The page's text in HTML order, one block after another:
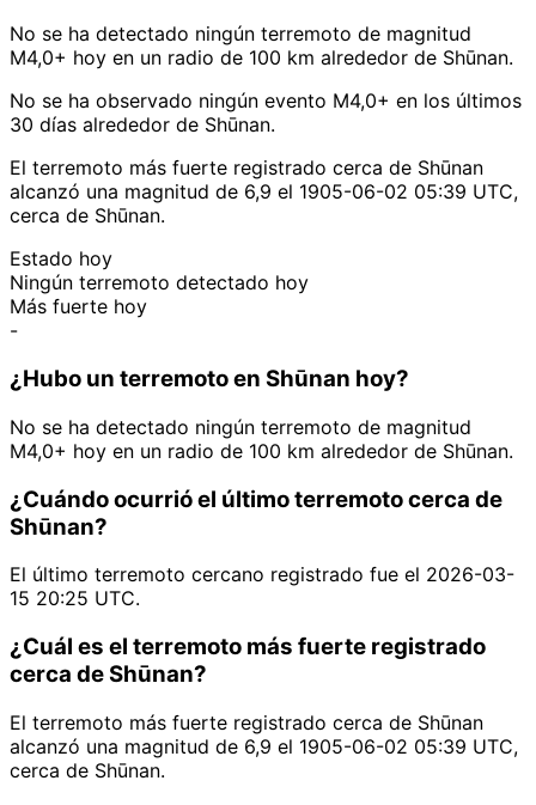
No se ha detectado ningún terremoto de magnitud
M4,0+ hoy en un radio de 100 km alrededor de Shūnan.
No se ha observado ningún evento M4,0+ en los últimos
30 días alrededor de Shūnan.
El terremoto más fuerte registrado cerca de Shūnan
alcanzó una magnitud de 6,9 el 1905-06-02 05:39 UTC,
cerca de Shūnan.
Estado hoy
Ningún terremoto detectado hoy
Más fuerte hoy
-
¿Hubo un terremoto en Shūnan hoy?
No se ha detectado ningún terremoto de magnitud
M4,0+ hoy en un radio de 100 km alrededor de Shūnan.
¿Cuándo ocurrió el último terremoto cerca de
Shūnan?
El último terremoto cercano registrado fue el 2026-03-
15 20:25 UTC.
¿Cuál es el terremoto más fuerte registrado
cerca de Shūnan?
El terremoto más fuerte registrado cerca de Shūnan
alcanzó una magnitud de 6,9 el 1905-06-02 05:39 UTC,
cerca de Shūnan.